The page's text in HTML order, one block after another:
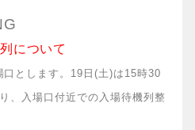
について
口とします。19日(土)は15時30
、入場口付近での入場待機列整